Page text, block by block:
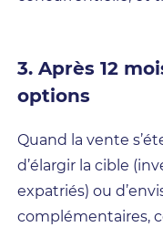
3. Après 12
options
Quand la vente
d’élargir la cible
expatriés) ou
complémentaires,